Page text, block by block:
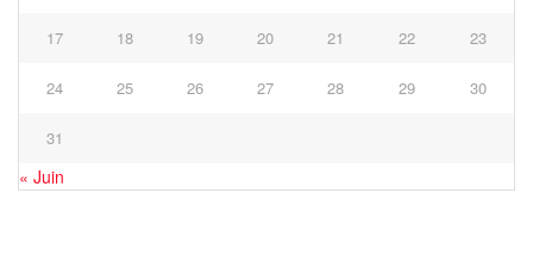
17 18 19 20 21 22 23
24 25 26 27 28 29 30
31
« Juin